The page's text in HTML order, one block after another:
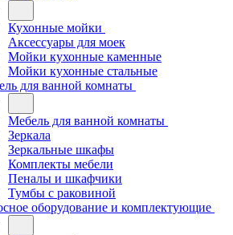
Кухонные мойки
Аксессуары для моек
Мойки кухонные каменные
Мойки кухонные стальные
для ванной комнаты
Мебель для ванной комнаты
Зеркала
Зеркальные шкафы
Комплекты мебели
Пеналы и шкафчики
Тумбы с раковиной
оборудование и комплектующие